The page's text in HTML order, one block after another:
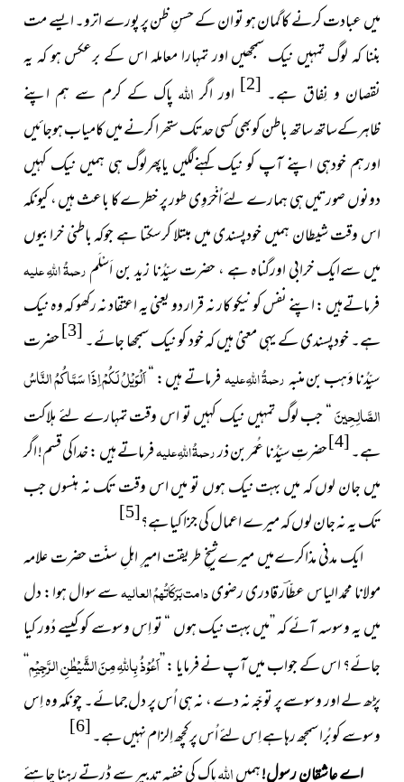
میں عبادت کرنے کا گمان ہو تو ان کے حسنِ ظن پر پورے اترو۔ ایسے مت
بننا کہ لوگ تمہیں نیک سمجھیں اور تمہارا معاملہ اس کے برعکس ہو کہ یہ
نقصان و نِفاق ہے۔ [2] اور اگراللہپاک کے کرم سے ہم اپنے
ظاہرکےساتھ ساتھ باطن کوبھی کسی حدتک ستھرا کرنے میں کامیاب ہوجائیں
اورہم خودہی اپنے آپ کو نیک کہنےلگیں یاپھرلوگ ہی ہمیں نیک کہیں
دونوں صورتیں ہی ہمارے لئے اُخْرَوِی طور پر خطرے کا باعث ہیں ، کیونکہ
اس وقت شیطان ہمیں خودپسندی میں مبتلا کرسکتا ہے جوکہ باطنی خرابیوں
میں سےایک خرابی اورگناہ ہے ، حضرت سیِّدُنا زید بن اَسْلَمرحمۃُ اللہِ علیہ
فرماتےہیں : اپنے نفس کو نیکو کار نہ قرار دو یعنی یہ اعتقاد نہ رکھو کہ وہ نیک
ہے۔ خودپسندی کے یہی معنیٰ ہیں کہ خود کو نیک سمجھا جائے۔ [3]حضرت
سیِّدُنا وَہب بن منبہرحمۃُ اللہِ علیہفرماتے ہیں : “اَلْوَيْلُ لَكُمْ اِذَا سَمَّاكُمُ النَّاسُ
الصَّالِحِينَ“ جب لوگ تمہیں نیک کہیں تو اس وقت تمہارے لئے ہلاکت
ہے۔[4]حضرتِ سیِّدُنا عُمَر بن ذررحمۃُ اللہِ علیہفرماتے ہیں : خداکی قسم! اگر
میں جان لوں کہ میں بہت نیک ہوں تو میں اس وقت تک نہ ہنسوں جب
تک یہ نہ جان لوں کہ میرے اعمال کی جزا کیا ہے؟[5]
ایک مدنی مذاکرےمیں میرےشیخِ طریقت امیرِ اہلِ سنّت حضرت علامہ
مولانا محمد الیاس عطّاؔر قادری رضویدامت بَرَکَاتُہمُ العالیہسے سوال ہوا : دل
میں یہ وسوسہ آئے کہ ’’میں بہت نیک ہوں “ تو اِس وسوسے کو کیسے دُور کیا
جائے؟ اس کے جواب میں آپ نے فرمایا : ’’اَعُوْذُ بِاللہِمِنَ الشَّیْطٰنِ الرَّجِیْمِ‘‘
پڑھ لے اور وسوسے پر توجّہ نہ دے ، نہ ہی اُس پر دل جمائے۔ چونکہ وہ اِس
وسوسے کو بُرا سمجھ رہا ہے اِس لئے اُس پر کچھ اِلزام نہیں ہے۔[6]
اللہ